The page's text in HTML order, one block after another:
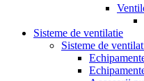
Sisteme de ventilatie
Sisteme de